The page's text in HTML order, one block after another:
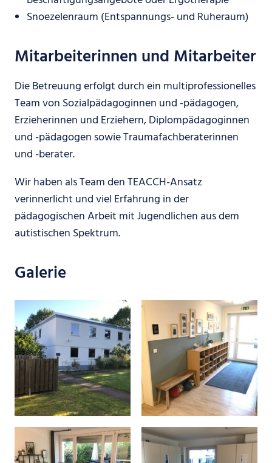
Snoezelenraum (Entspannungs- und Ruheraum)
Mitarbeiterinnen und Mitarbeiter
Die Betreuung erfolgt durch ein multiprofessionelles
Team von Sozialpädagoginnen und -pädagogen,
Erzieherinnen und Erziehern, Diplompädagoginnen
und -pädagogen sowie Traumafachberaterinnen
und -berater.
Wir haben als Team den TEACCH-Ansatz
verinnerlicht und viel Erfahrung in der
pädagogischen Arbeit mit Jugendlichen aus dem
autistischen Spektrum.
Galerie